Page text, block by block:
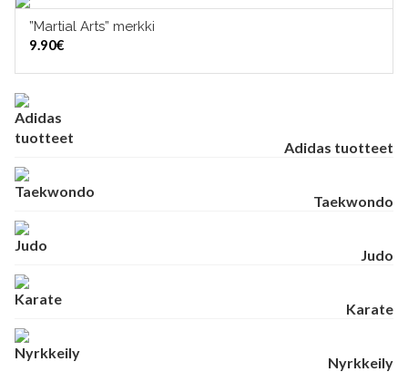
”Martial Arts” merkki
9.90€
TUOTERYHMÄT
Adidas tuotteet
Taekwondo
Judo
Karate
Nyrkkeily